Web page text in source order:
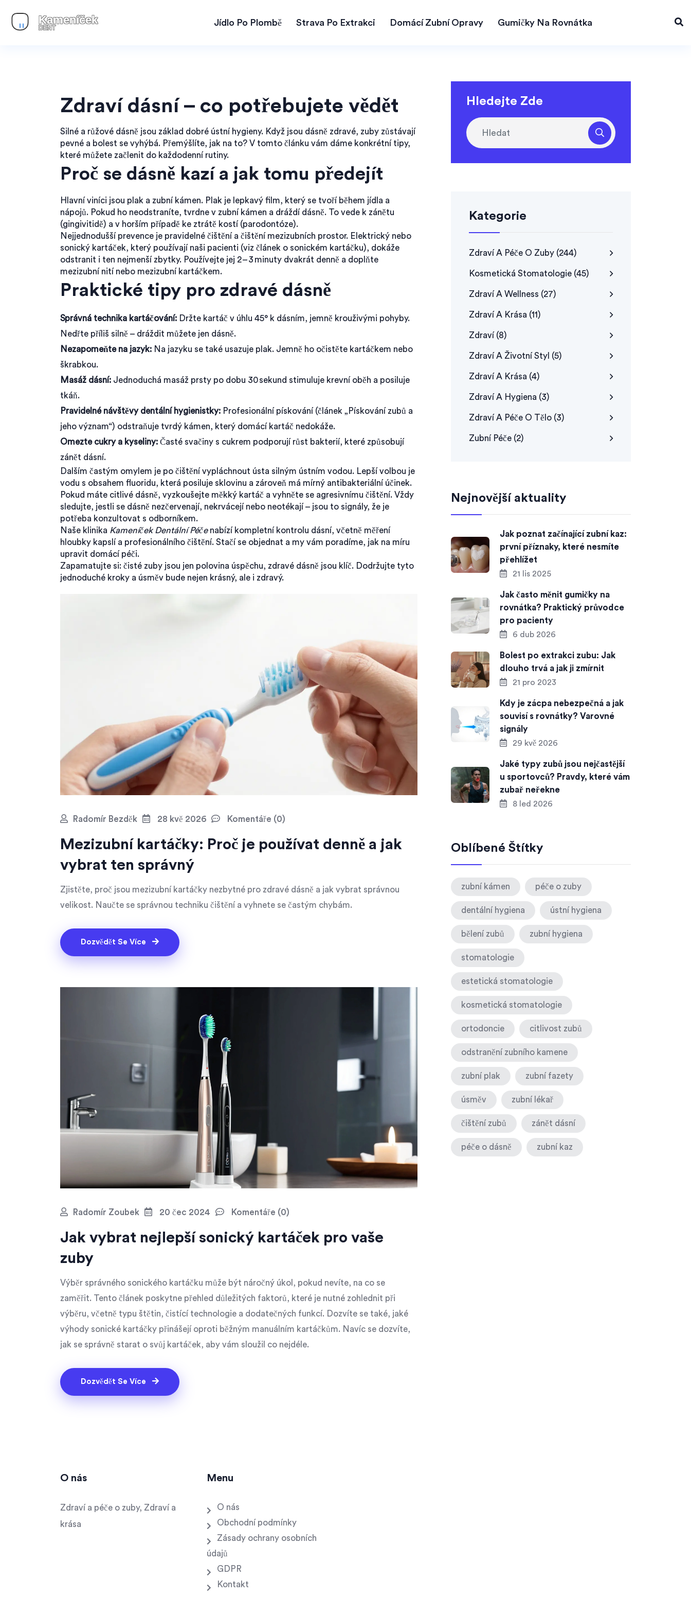
Jídlo Po Plombě Strava Po Extrakci Domácí Zubní Opravy Gumičky Na Rovnátka
Zdraví dásní – co potřebujete vědět
Silné a růžové dásně jsou základ dobré ústní hygieny. Když jsou dásně zdravé, zuby zůstávají
pevné a bolest se vyhýbá. Přemýšlíte, jak na to? V tomto článku vám dáme konkrétní tipy,
které můžete začlenit do každodenní rutiny.
Proč se dásně kazí a jak tomu předejít
Hlavní viníci jsou plak a zubní kámen. Plak je lepkavý film, který se tvoří během jídla a
nápojů. Pokud ho neodstraníte, tvrdne v zubní kámen a dráždí dásně. To vede k zánětu
(gingivitidě) a v horším případě ke ztrátě kostí (parodontóze).
Nejjednodušší prevence je pravidelné čištění a čištění mezizubních prostor. Elektrický nebo
sonický kartáček, který používají naši pacienti (viz článek o sonickém kartáčku), dokáže
odstranit i ten nejmenší zbytky. Používejte jej 2 – 3 minuty dvakrát denně a doplňte
mezizubní nití nebo mezizubní kartáčkem.
Praktické tipy pro zdravé dásně
Správná technika kartáčování: Držte kartáč v úhlu 45° k dásním, jemně krouživými pohyby.
Nedřte příliš silně – dráždit můžete jen dásně.
Nezapomeňte na jazyk: Na jazyku se také usazuje plak. Jemně ho očistěte kartáčkem nebo
škrabkou.
Masáž dásní: Jednoduchá masáž prsty po dobu 30 sekund stimuluje krevní oběh a posiluje
tkáň.
Pravidelné návštěvy dentální hygienistky: Profesionální pískování (článek „Pískování zubů a
jeho význam“) odstraňuje tvrdý kámen, který domácí kartáč nedokáže.
Omezte cukry a kyseliny: Časté svačiny s cukrem podporují růst bakterií, které způsobují
zánět dásní.
Dalším častým omylem je po čištění vypláchnout ústa silným ústním vodou. Lepší volbou je
vodu s obsahem fluoridu, která posiluje sklovinu a zároveň má mírný antibakteriální účinek.
Pokud máte citlivé dásně, vyzkoušejte měkký kartáč a vyhněte se agresivnímu čištění. Vždy
sledujte, jestli se dásně nezčervenají, nekrvácejí nebo neotékají – jsou to signály, že je
potřeba konzultovat s odborníkem.
Naše klinika Kameníček Dentální Péčenabízí kompletní kontrolu dásní, včetně měření
hloubky kapslí a profesionálního čištění. Stačí se objednat a my vám poradíme, jak na míru
upravit domácí péči.
Zapamatujte si: čisté zuby jsou jen polovina úspěchu, zdravé dásně jsou klíč. Dodržujte tyto
jednoduché kroky a úsměv bude nejen krásný, ale i zdravý.
Radomír Bezděk 28 kvě 2026 Komentáře (0)
Mezizubní kartáčky: Proč je používat denně a jak
vybrat ten správný
Zjistěte, proč jsou mezizubní kartáčky nezbytné pro zdravé dásně a jak vybrat správnou
velikost. Naučte se správnou techniku čištění a vyhnete se častým chybám.
Dozvědět Se Více
Radomír Zoubek 20 čec 2024 Komentáře (0)
Jak vybrat nejlepší sonický kartáček pro vaše
zuby
Výběr správného sonického kartáčku může být náročný úkol, pokud nevíte, na co se
zaměřit. Tento článek poskytne přehled důležitých faktorů, které je nutné zohlednit při
výběru, včetně typu štětin, čistící technologie a dodatečných funkcí. Dozvíte se také, jaké
výhody sonické kartáčky přinášejí oproti běžným manuálním kartáčkům. Navíc se dozvíte,
jak se správně starat o svůj kartáček, aby vám sloužil co nejdéle.
Dozvědět Se Více
Hledejte Zde
Kategorie
Zdraví A Péče O Zuby (244)
Kosmetická Stomatologie (45)
Zdraví A Wellness (27)
Zdraví A Krása (11)
Zdraví (8)
Zdraví A Životní Styl (5)
Zdraví A Krása (4)
Zdraví A Hygiena (3)
Zdraví A Péče O Tělo (3)
Zubní Péče (2)
Nejnovější aktuality
Jak poznat začínající zubní kaz:
první příznaky, které nesmíte
přehlížet
21 lis 2025
Jak často měnit gumičky na
rovnátka? Praktický průvodce
pro pacienty
6 dub 2026
Bolest po extrakci zubu: Jak
dlouho trvá a jak ji zmírnit
21 pro 2023
Kdy je zácpa nebezpečná a jak
souvisí s rovnátky? Varovné
signály
29 kvě 2026
Jaké typy zubů jsou nejčastější
u sportovců? Pravdy, které vám
zubař neřekne
8 led 2026
Oblíbené Štítky
zubní kámen péče o zuby
dentální hygiena ústní hygiena
bělení zubů zubní hygiena
stomatologie
estetická stomatologie
kosmetická stomatologie
ortodoncie citlivost zubů
odstranění zubního kamene
zubní plak zubní fazety
úsměv zubní lékař
čištění zubů zánět dásní
péče o dásně zubní kaz
O nás
Zdraví a péče o zuby, Zdraví a
krása
Menu
O nás
Obchodní podmínky
Zásady ochrany osobních
údajů
GDPR
Kontakt